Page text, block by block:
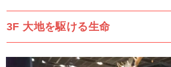
3F 大地を駆ける生命